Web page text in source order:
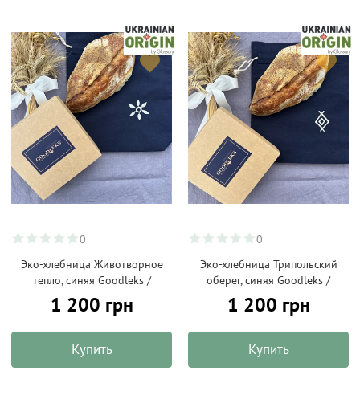
0
Эко-хлебница Животворное
тепло, синяя Goodleks /
1 200 грн
Купить
0
Эко-хлебница Трипольский
оберег, синяя Goodleks /
1 200 грн
Купить